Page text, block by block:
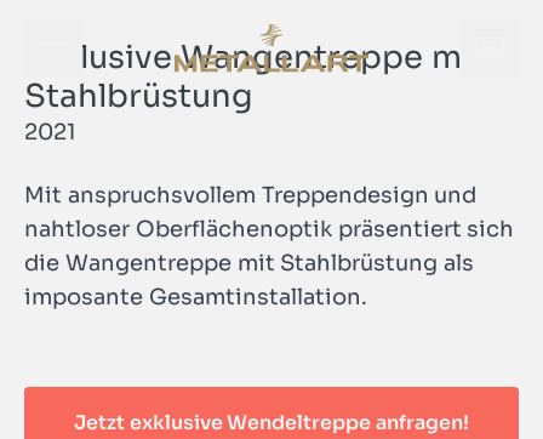
Öffne Navigationsmenü
METALLART Homepage
Exklusive Wangentreppe mit
Stahlbrüstung
2021
Mit anspruchsvollem Treppendesign und
nahtloser Oberflächenoptik präsentiert sich
die Wangentreppe mit Stahlbrüstung als
imposante Gesamtinstallation.
METALLART Homepage
Jetzt exklusive Wendeltreppe anfragen!